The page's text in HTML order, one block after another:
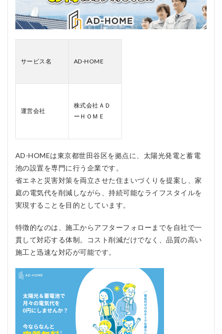
る高
品質
サー
ビス
3. 充
た保
1.4
いラ
スタ
イル
の提
案
5. オ
ーダ
ーメ
イド
ラン
提案
2
AD-
HOME
ミ、評
サービス名 AD-HOME
運営会社
株式会社ＡＤ
ーＨＯＭＥ
AD-HOMEは東京都世田谷区を拠点に、太陽光発電と蓄電
池の設置を専門に行う企業です。
省エネと災害対策を両立させた住まいづくりを提案し、家
庭の電気代を削減しながら、持続可能なライフスタイルを
実現することを目的としています。
特徴的なのは、施工からアフターフォローまでを自社で一
貫して対応する体制。コスト削減だけでなく、品質の高い
施工と迅速な対応が可能です。